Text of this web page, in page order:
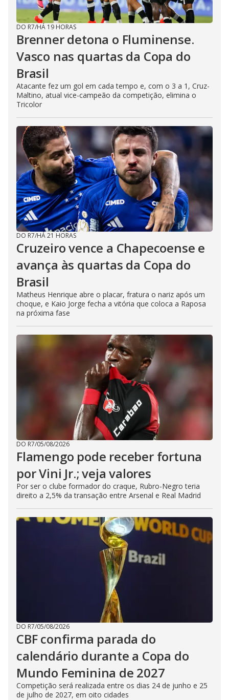
DO R7/HÁ 19 HORAS
Brenner detona o Fluminense.
Vasco nas quartas da Copa do
Brasil
Atacante fez um gol em cada tempo e, com o 3 a 1, Cruz-
Maltino, atual vice-campeão da competição, elimina o
Tricolor
DO R7/HÁ 21 HORAS
Cruzeiro vence a Chapecoense e
avança às quartas da Copa do
Brasil
Matheus Henrique abre o placar, fratura o nariz após um
choque, e Kaio Jorge fecha a vitória que coloca a Raposa
na próxima fase
DO R7/05/08/2026
Flamengo pode receber fortuna
por Vini Jr.; veja valores
Por ser o clube formador do craque, Rubro-Negro teria
direito a 2,5% da transação entre Arsenal e Real Madrid
DO R7/05/08/2026
CBF confirma parada do
calendário durante a Copa do
Mundo Feminina de 2027
Competição será realizada entre os dias 24 de junho e 25
de julho de 2027, em oito cidades